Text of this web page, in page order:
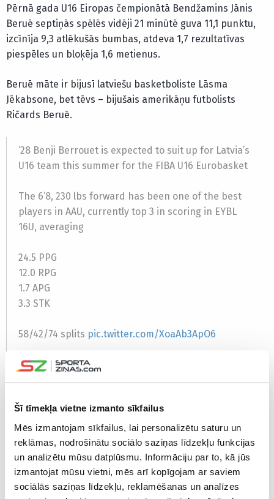
Šī tīmekļa vietne izmanto sīkfailus
Mēs izmantojam sīkfailus, lai personalizētu saturu un
reklāmas, nodrošinātu sociālo saziņas līdzekļu funkcijas
un analizētu mūsu datplūsmu. Informāciju par to, kā jūs
izmantojat mūsu vietni, mēs arī kopīgojam ar saviem
sociālās saziņas līdzekļu, reklamēšanas un analīzes
Pērnā gada U16 Eiropas čempionātā Bendžamins Jānis
Beruē septiņās spēlēs vidēji 21 minūtē guva 11,1 punktu,
izcīnīja 9,3 atlēkušās bumbas, atdeva 1,7 rezultatīvas
piespēles un bloķēja 1,6 metienus.
Beruē māte ir bijusī latviešu basketboliste Lāsma
Jēkabsone, bet tēvs – bijušais amerikāņu futbolists
Ričards Beruē.
‘28 Benji Berrouet is expected to suit up for Latvia’s
U16 team this summer for the FIBA U16 Eurobasket
The 6’8, 230 lbs forward has been one of the best
players in AAU, currently top 3 in scoring in EYBL
16U, averaging
24.5 PPG
12.0 RPG
1.7 APG
3.3 STK
58/42/74 splits pic.twitter.com/XoaAb3ApO6
— nbadraftpoint (@nbadraftpoint)
16 year old Benji Berrouet has been learning from
Kyrie Irving, Rajon Rondo, & more of the games best
at NBPA Top 100 camp 💯@benjiberrouet10
@TheNBPA @Top100Camp
pic.twitter.com/FP0aQGJx7U
— Overtime Elite (@OvertimeElite)June 12, 2026